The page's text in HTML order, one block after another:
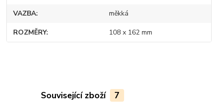
VAZBA měkká
ROZMĚRY 108 x 162 mm
Související zboží 7